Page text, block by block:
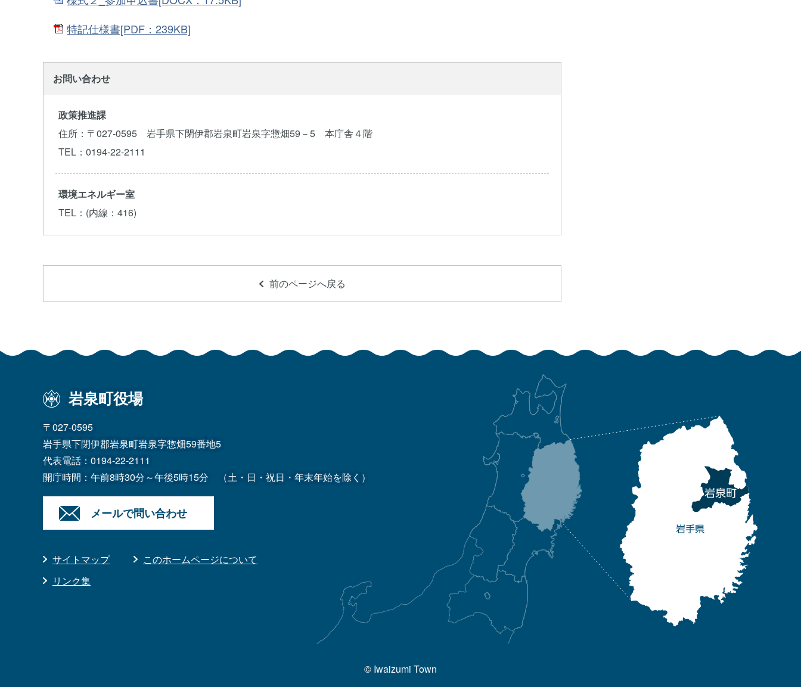
特記仕様書[PDF：239KB]
お問い合わせ
政策推進課
住所 ：〒027-0595 岩手県下閉伊郡岩泉町岩泉字惣畑59－5 本庁舎４階
TEL ：0194-22-2111
環境エネルギー室
TEL ：(内線：416)
前のページへ戻る
岩泉町役場
〒027-0595
岩手県下閉伊郡岩泉町岩泉字惣畑59番地5
代表電話： 0194-22-2111
開庁時間：午前8時30分～午後5時15分
（土・日・祝日・年末年始を除く）
メールで問い合わせ
サイトマップ
このホームページについて
リンク集
© Iwaizumi Town